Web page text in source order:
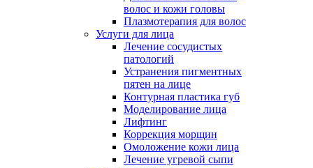
волос и кожи головы
Плазмотерапия для волос
Услуги для лица
Лечение сосудистых
патологий
Устранения пигментных
пятен на лице
Контурная пластика губ
Моделирование лица
Лифтинг
Коррекция морщин
Омоложение кожи лица
Лечение угревой сыпи